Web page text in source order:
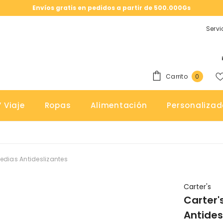
Envíos gratis en pedidos a partir de 500.000Gs
Carrito 0 0
Viaje Ropas Alimentación
Antideslizantes
Carter's